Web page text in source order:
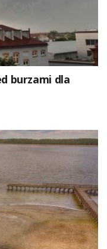
burzami dla